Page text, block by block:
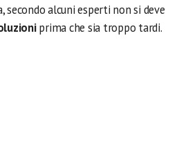
secondo alcuni esperti non si deve
prima che sia troppo tardi.